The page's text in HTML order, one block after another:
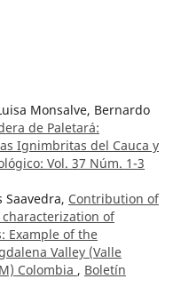
Monsalve, Bernardo
de Paletará:
Ignimbritas del Cauca y
Vol. 37 Núm. 1-3
Saavedra, Contribution of
of
Example of the
Valley (Valle
Colombia , Boletín